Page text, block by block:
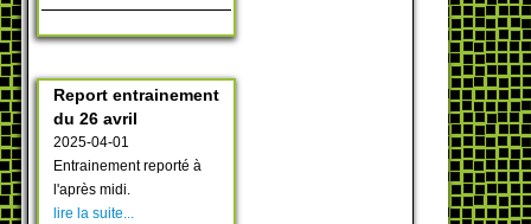
Report entrainement
du 26 avril
2025-04-01
Entrainement reporté à
l'après midi.
lire la suite...